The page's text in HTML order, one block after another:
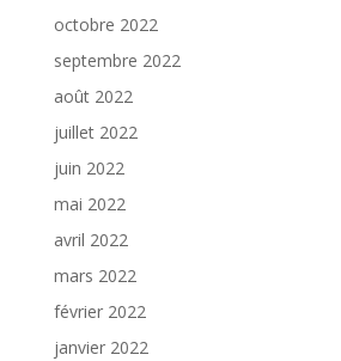
octobre 2022
septembre 2022
août 2022
juillet 2022
juin 2022
mai 2022
avril 2022
mars 2022
février 2022
janvier 2022